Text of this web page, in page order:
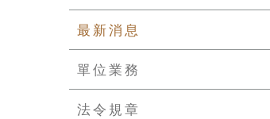
最新消息
單位業務
法令規章